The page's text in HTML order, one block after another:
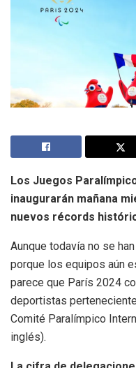
Los Juegos
inaugurarán mañana
nuevos récords
Aunque todavía no se
porque los equipos aún
parece que París 2024
deportistas
Comité Paralímpico
inglés).